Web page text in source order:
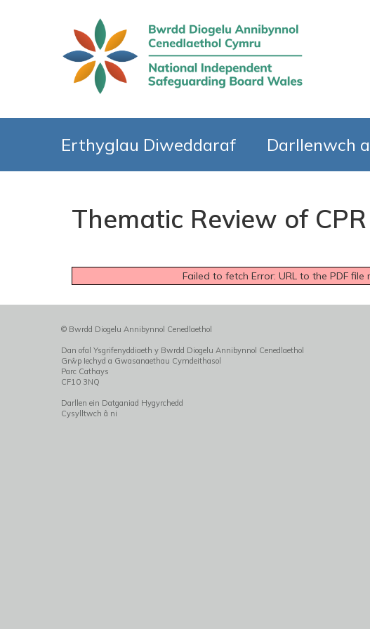
Erthyglau Diweddaraf Darllenwch
Thematic Review of
Failed to fetch Error: URL to the PDF
© Bwrdd Diogelu Annibynnol Cenedlaethol
Dan ofal Ysgrifenyddiaeth y Bwrdd Diogelu Annibynnol Cenedlaethol
Grŵp Iechyd a Gwasanaethau Cymdeithasol
Parc Cathays
CF10 3NQ
Darllen ein Datganiad Hygyrchedd
Cysylltwch â ni